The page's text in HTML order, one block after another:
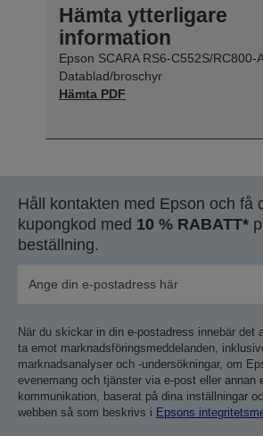
Hämta ytterligare
information
Epson SCARA RS6-C552S/RC800-
Datablad/broschyr
Hämta PDF
Håll kontakten med Epson och få
kupongkod med 10 % RABATT*
beställning.
När du skickar in din e-postadress innebär det
ta emot marknadsföringsmeddelanden,
marknadsanalyser och -undersökningar, om
evenemang och tjänster via e-post eller annan
kommunikation, baserat på dina inställningar
webben så som beskrivs i Epsons